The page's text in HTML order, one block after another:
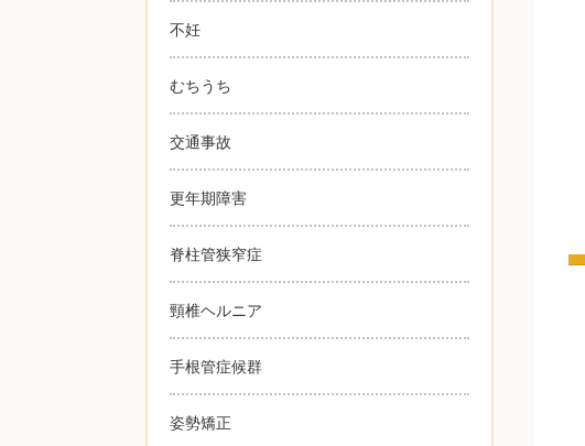
不妊
むちうち
交通事故
更年期障害
脊柱管狭窄症
頸椎ヘルニア
手根管症候群
姿勢矯正